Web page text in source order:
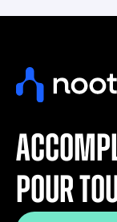
pour